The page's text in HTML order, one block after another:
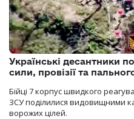
Українські десантники
сили, провізії та
Бійці 7 корпус швидкого
ЗСУ поділилися видовищними
ворожих цілей.